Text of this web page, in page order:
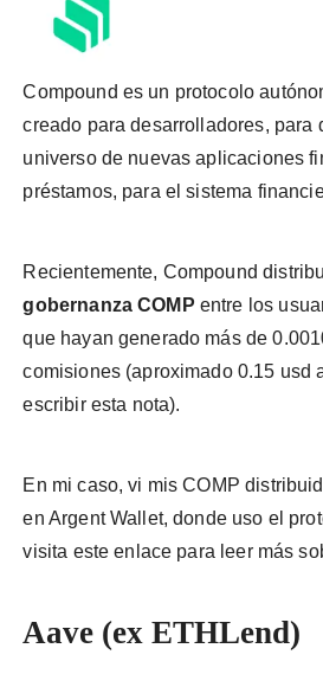
Compound es un protocolo
creado para desarrolladores, para
universo de nuevas aplicaciones
préstamos, para el sistema
Recientemente, Compound
gobernanza COMP entre los
que hayan generado más de
comisiones (aproximado 0.15 usd
escribir esta nota).
En mi caso, vi mis COMP
en Argent Wallet, donde uso el
visita este enlace para leer más
Aave (ex ETHLend)